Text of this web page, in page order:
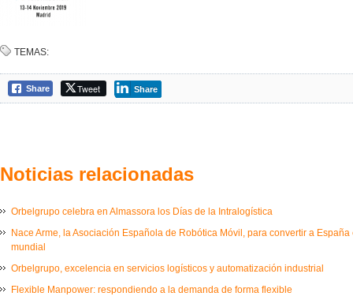
TEMAS:
Share Tweet Share
Noticias relacionadas
Orbelgrupo celebra en Almassora los Días de la Intralogística
Nace Arme, la Asociación Española de Robótica Móvil, para convertir a
mundial
Orbelgrupo, excelencia en servicios logísticos y automatización industrial
Flexible Manpower: respondiendo a la demanda de forma flexible